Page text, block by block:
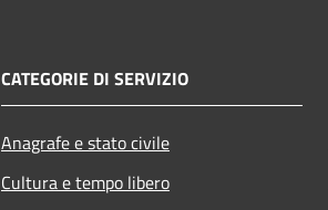
CATEGORIE DI SERVIZIO
Anagrafe e stato civile
Cultura e tempo libero